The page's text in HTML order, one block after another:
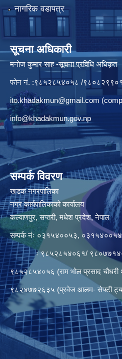
नागरिक वडापत्र
सूचना अधिकारी
मनाेज कुमार साह -सूचना प्रविधि अधिकृत
फोन नं. :९८५२८५४०५८ /
ito.khadakmun@gmail.com
info@khadakmun.gov.np
सम्पर्क विवरण
खडक नगरपालिका
नगर कार्यपालिकाको कार्यालय
कल्याणपुर, सप्तरी, मधेश प्रदेश, नेपाल
सम्पर्क नंः ०३१५४००५३, ०३१५४००५४
ः ९८५२८५४०६१/
९८५२८५४०५६ (राम भोल प्रसाद चौधरी
९८२४७७२६३५ (प्रवेज आलम- सेफ्टी